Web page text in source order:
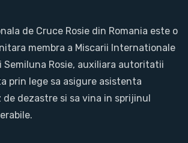
de Cruce Rosie din Romania este o
membra a Miscarii Internationale
Semiluna Rosie, auxiliara autoritatii
prin lege sa asigure asistenta
dezastre si sa vina in sprijinul